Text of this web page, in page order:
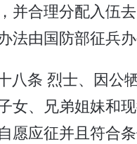
并合理分配入伍
法由国防部征兵办
八条 烈士、因公
女、兄弟姐妹和
愿应征并且符合